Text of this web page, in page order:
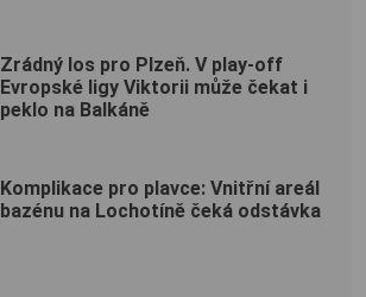
Zrádný los pro Plzeň. V play-off
Evropské ligy Viktorii může čekat i
peklo na Balkáně
Komplikace pro plavce: Vnitřní areál
bazénu na Lochotíně čeká odstávka